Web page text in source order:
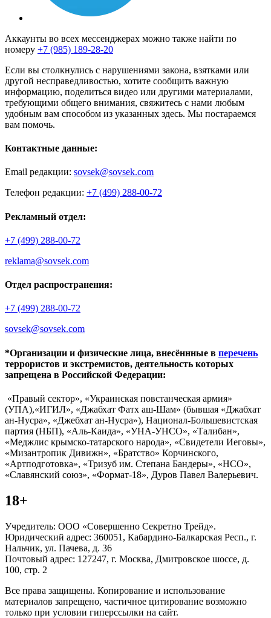
Аккаунты во всех мессенджерах можно также найти по
номеру +7 (985) 189-28-20
Если вы столкнулись с нарушениями закона, взятками или
другой несправедливостью, хотите сообщить важную
информацию, поделиться видео или другими материалами,
требующими общего внимания, свяжитесь с нами любым
удобным вам способом из указанных здесь. Мы постараемся
вам помочь.
Контактные данные:
Email редакции: sovsek@sovsek.com
Телефон редакции: +7 (499) 288-00-72
Рекламный отдел:
+7 (499) 288-00-72
reklama@sovsek.com
Отдел распространения:
+7 (499) 288-00-72
sovsek@sovsek.com
*Организации и физические лица, внесённные в перечень
террористов и экстремистов, деятельность которых
запрещена в Российской Федерации:
«Правый сектор», «Украинская повстанческая армия»
(УПА),«ИГИЛ», «Джабхат Фатх аш-Шам» (бывшая «Джабхат
ан-Нусра», «Джебхат ан-Нусра»), Национал-Большевистская
партия (НБП), «Аль-Каида», «УНА-УНСО», «Талибан»,
«Меджлис крымско-татарского народа», «Свидетели Иеговы»,
«Мизантропик Дивижн», «Братство» Корчинского,
«Артподготовка», «Тризуб им. Степана Бандеры», «НСО»,
«Славянский союз», «Формат-18», Дуров Павел Валерьевич.
18+
Учредитель: ООО «Совершенно Секретно Трейд».
Юридический адрес: 360051, Кабардино-Балкарская Респ., г.
Нальчик, ул. Пачева, д. 36
Почтовый адрес: 127247, г. Москва, Дмитровское шоссе, д.
100, стр. 2
Все права защищены. Копирование и использование
материалов запрещено, частичное цитирование возможно
только при условии гиперссылки на сайт.